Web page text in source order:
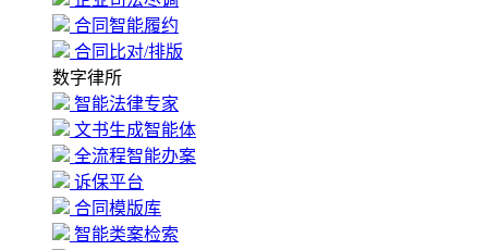
合同智能履约
合同比对/排版
数字律所
智能法律专家
文书生成智能体
全流程智能办案
诉保平台
合同模版库
智能类案检索